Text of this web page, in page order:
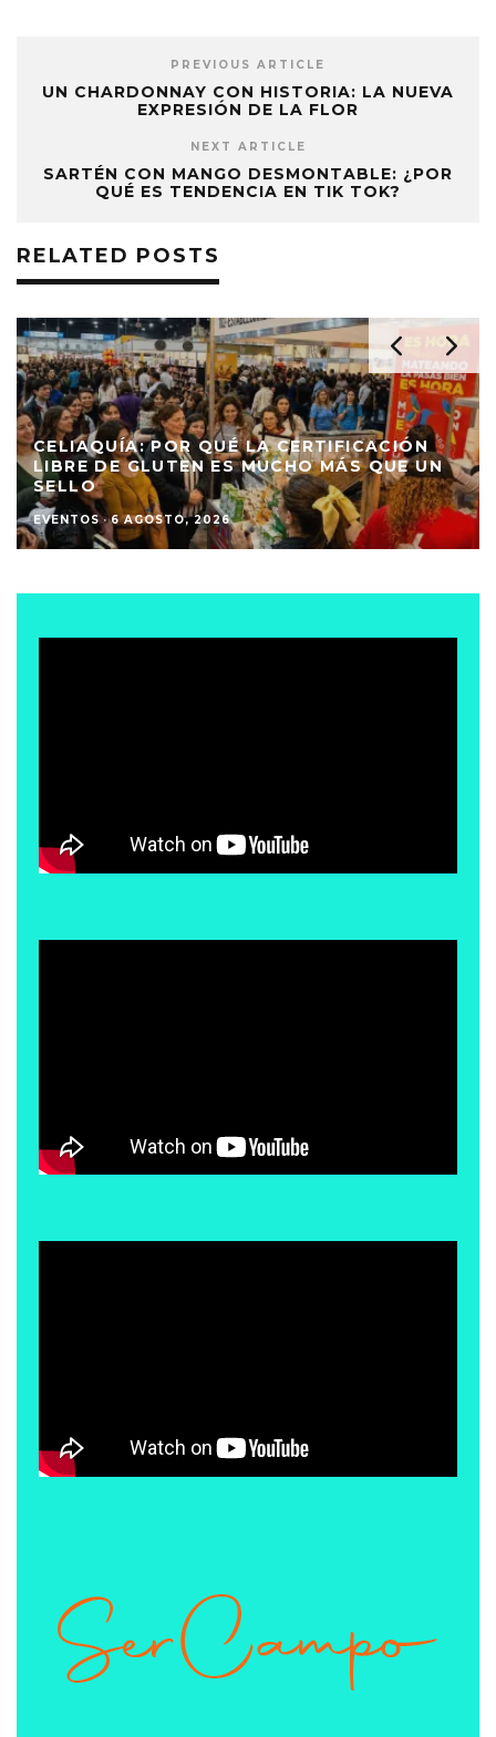
PREVIOUS ARTICLE
UN CHARDONNAY CON HISTORIA: LA NUEVA
EXPRESIÓN DE LA FLOR
NEXT ARTICLE
SARTÉN CON MANGO DESMONTABLE: ¿POR
QUÉ ES TENDENCIA EN TIK TOK?
RELATED POSTS
CELIAQUÍA: POR QUÉ LA CERTIFICACIÓN
LIBRE DE GLUTEN ES MUCHO MÁS QUE UN
SELLO
EVENTOS · 6 AGOSTO, 2026